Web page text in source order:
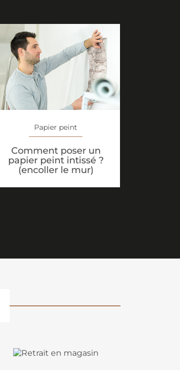
Papier peint
Comment poser un
papier peint intissé ?
(encoller le mur)